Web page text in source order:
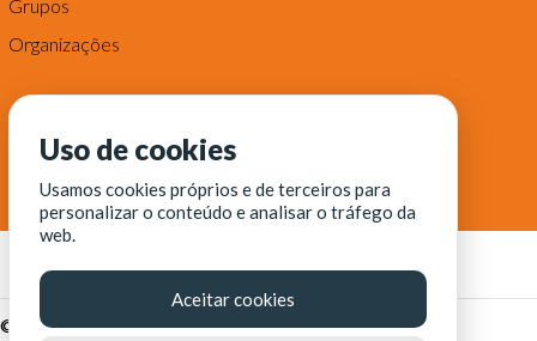
Grupos
Organizações
© Fortaleza Digital || CITINOVA - Fundação de Ciência,
Uso de cookies
Usamos cookies próprios e de terceiros para
personalizar o conteúdo e analisar o tráfego da
web.
Aceitar cookies